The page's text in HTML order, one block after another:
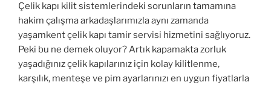
Çelik kapı kilit sistemlerindeki sorunların tamamına
hakim çalışma arkadaşlarımızla aynı zamanda
yaşamkent çelik kapı tamir servisi hizmetini sağlıyoruz.
Peki bu ne demek oluyor? Artık kapamakta zorluk
yaşadığınız çelik kapılarınız için kolay kilitlenme,
karşılık, menteşe ve pim ayarlarınızı en uygun fiyatlarla